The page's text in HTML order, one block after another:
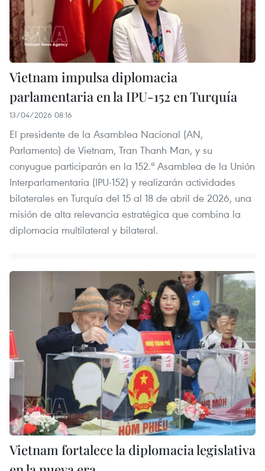
Vietnam impulsa diplomacia
parlamentaria en la IPU-152 en Turquía
13/04/2026 08:16
El presidente de la Asamblea Nacional (AN,
Parlamento) de Vietnam, Tran Thanh Man, y su
conyugue participarán en la 152.ª Asamblea de la Unión
Interparlamentaria (IPU-152) y realizarán actividades
bilaterales en Turquía del 15 al 18 de abril de 2026, una
misión de alta relevancia estratégica que combina la
diplomacia multilateral y bilateral.
Vietnam fortalece la diplomacia legislativa